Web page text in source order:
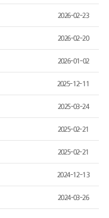
2026-02-23
2026-02-20
2026-01-02
2025-12-11
2025-03-24
2025-02-21
2025-02-21
2024-12-13
2024-03-26